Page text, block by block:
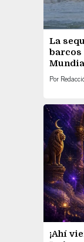
La
barcos
Por
¡Ahí